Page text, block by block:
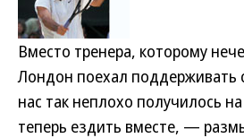
Вместо тренера, которому
Лондон поехал поддерживать
нас так неплохо получилось
теперь ездить вместе, —